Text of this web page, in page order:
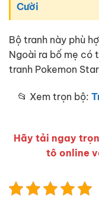
Cười
Bộ tranh này phù
Ngoài ra bố mẹ có
tranh Pokemon
📂 Xem trọn bộ:
Hãy tải ngay
tô online